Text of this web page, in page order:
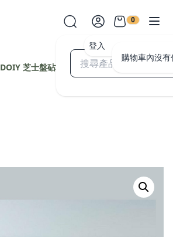
登入
0
購物車內沒
DOIY 芝士盤砧板組合連兩把芝士造型刀